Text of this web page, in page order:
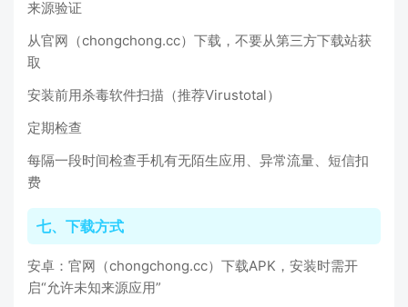
来源验证
从官网（chongchong.cc）下载，不要从第三方下载站获
取
安装前用杀毒软件扫描（推荐Virustotal）
定期检查
每隔一段时间检查手机有无陌生应用、异常流量、短信扣
费
七、下载方式
安卓：官网（chongchong.cc）下载APK，安装时需开
启“允许未知来源应用”